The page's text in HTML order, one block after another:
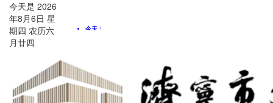
今天是 2026
年8月6日 星
期四 农历六
月廿四